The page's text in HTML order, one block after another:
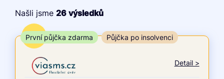
Cena
Od
Našli jsme26 výsledků
TOP
První půjčka zdarma Půjčka po insolvenci
Detail >